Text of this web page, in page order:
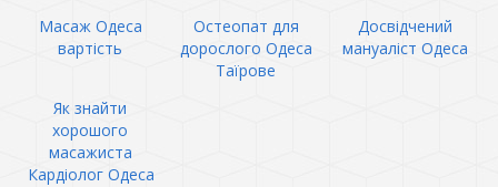
Масаж Одеса
вартість
Остеопат для
дорослого Одеса
Таїрове
Досвідчений
мануаліст Одеса
Як знайти
хорошого
масажиста
Кардіолог Одеса